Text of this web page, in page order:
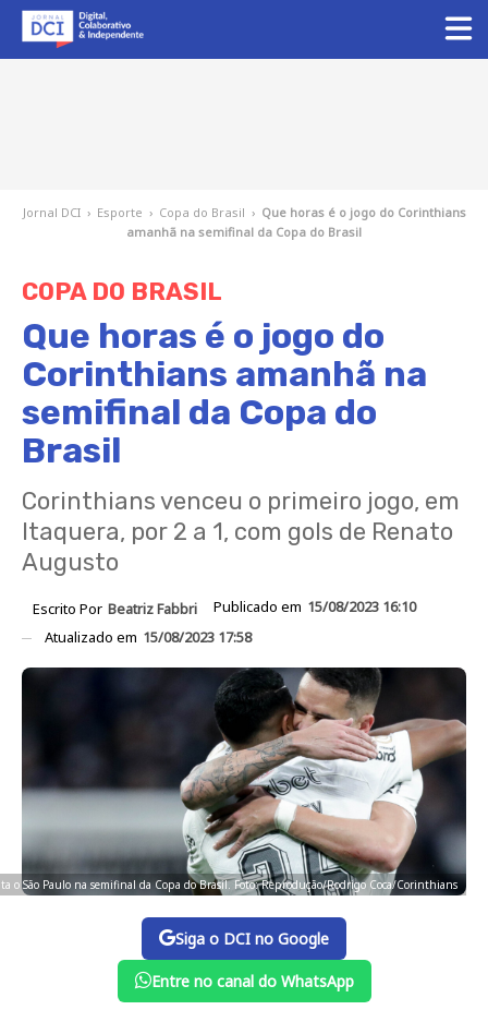
Jornal DCI › Esporte › Copa do Brasil › Que horas é o jogo do Corinthians
amanhã na semifinal da Copa do Brasil
COPA DO BRASIL
Que horas é o jogo do
Corinthians amanhã na
semifinal da Copa do
Brasil
Corinthians venceu o primeiro jogo, em
Itaquera, por 2 a 1, com gols de Renato
Augusto
Escrito Por Beatriz Fabbri Publicado em 15/08/2023 16:10
Atualizado em 15/08/2023 17:58
o São Paulo na semifinal da Copa do Brasil. Foto: Reprodução/Rodrigo Coca/Corinthians
Siga o DCI no Google
Entre no canal do WhatsApp